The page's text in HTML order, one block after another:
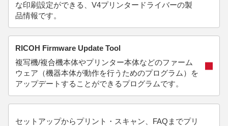
な印刷設定ができる、V4プリンタードライバーの製
品情報です。
RICOH Firmware Update Tool
複写機/複合機本体やプリンター本体などのファーム
ウェア（機器本体が動作を行うためのプログラム）を
アップデートすることができるプログラムです。
セットアップからプリント・スキャン、FAQまでプリ